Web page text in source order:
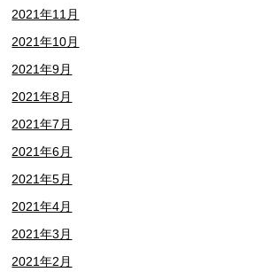
2021年11月
2021年10月
2021年9月
2021年8月
2021年7月
2021年6月
2021年5月
2021年4月
2021年3月
2021年2月